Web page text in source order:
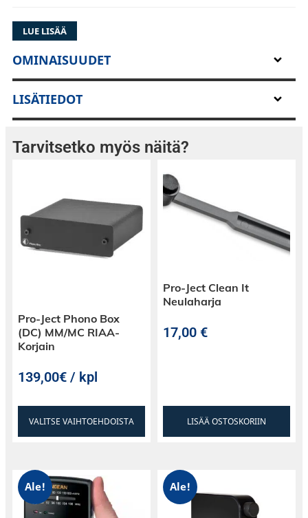
LUE LISÄÄ
OMINAISUUDET
LISÄTIEDOT
Tarvitsetko myös näitä?
Pro-Ject Phono Box
(DC) MM/MC RIAA-
Korjain
139,00€ / kpl
VALITSE VAIHTOEHDOISTA
Pro-Ject Clean It
Neulaharja
17,00€
LISÄÄ OSTOSKORIIN
Ale! Ale!